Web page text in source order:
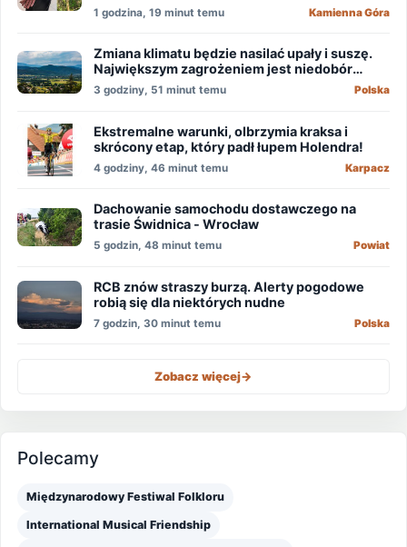
1 godzina, 19 minut temu Kamienna Góra
Zmiana klimatu będzie nasilać upały i suszę.
Największym zagrożeniem jest niedobór
wody
3 godziny, 51 minut temu Polska
Ekstremalne warunki, olbrzymia kraksa i
skrócony etap, który padł łupem Holendra!
4 godziny, 46 minut temu Karpacz
Dachowanie samochodu dostawczego na
trasie Świdnica - Wrocław
5 godzin, 48 minut temu Powiat
RCB znów straszy burzą. Alerty pogodowe
robią się dla niektórych nudne
7 godzin, 30 minut temu Polska
Zobacz więcej->
Polecamy
Międzynarodowy Festiwal Folkloru
International Musical Friendship